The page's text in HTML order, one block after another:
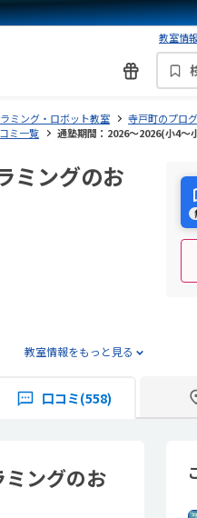
教室情
ミング・ロボット教室 寺戸町のプロ
ミ一覧 通塾期間：2026〜2026(小4〜
ミングのお
教室情報をもっと見る
口コミ(558)
ングのお